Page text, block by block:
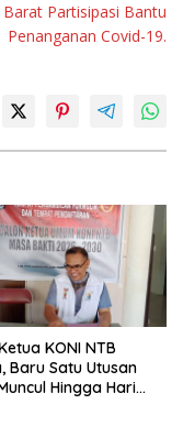
Barat Partisipasi Bantu
Penanganan Covid-19.
KONI NTB
Baru Satu Utusan
Hingga Hari